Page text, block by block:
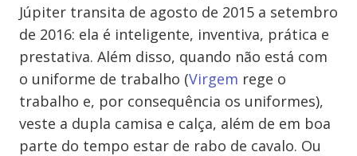
Júpiter transita de agosto de 2015 a setembro
de 2016: ela é inteligente, inventiva, prática e
prestativa. Além disso, quando não está com
o uniforme de trabalho (Virgem rege o
trabalho e, por consequência os uniformes),
veste a dupla camisa e calça, além de em boa
parte do tempo estar de rabo de cavalo. Ou